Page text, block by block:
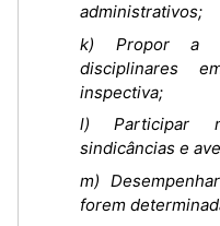
administrativos;
k) Propor a
disciplinares
inspectiva;
l) Participar
sindicâncias e
m)
forem